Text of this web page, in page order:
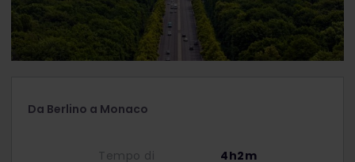
Da Berlino a Monaco
Tempo di 4h2m